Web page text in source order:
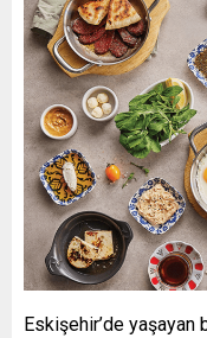
Eskişehir’de